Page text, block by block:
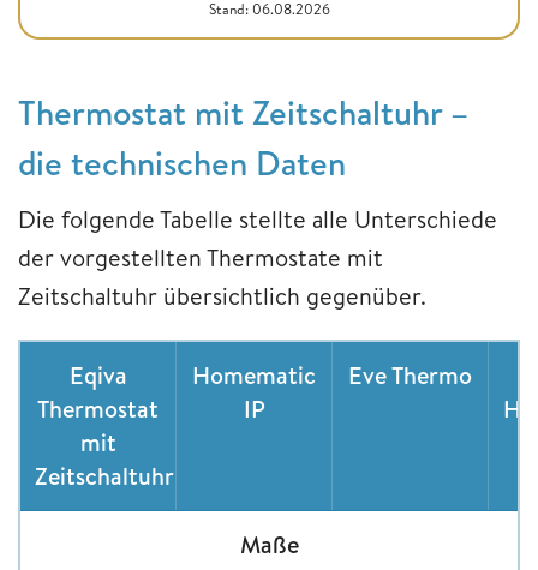
Stand: 06.08.2026
Thermostat mit Zeitschaltuhr –
die technischen Daten
Die folgende Tabelle stellte alle Unterschiede
der vorgestellten Thermostate mit
Zeitschaltuhr übersichtlich gegenüber.
Eqiva
Thermostat
mit
Zeitschaltuhr
Homematic
IP
Eve Thermo
Maße